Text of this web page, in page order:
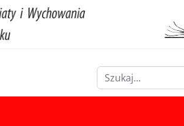
Szukaj
Type 2 or more